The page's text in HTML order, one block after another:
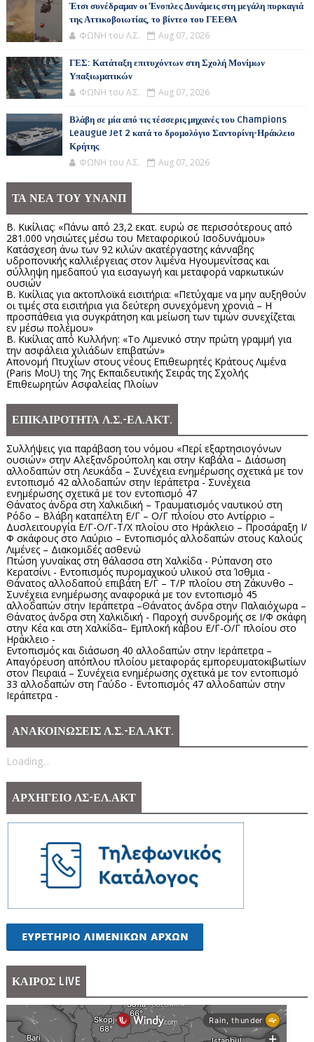
Έτσι συνέδραμαν οι Ένοπλες Δυνάμεις στη μεγάλη πυρκαγιά
της Αττικοβοιωτίας, το βίντεο του ΓΕΕΘΑ
ΦΩΝΗ του Λ.Σ. Aug 07, 2026
ΓΕΣ: Κατάταξη επιτυχόντων στη Σχολή Μονίμων
Υπαξιωματικών
ΦΩΝΗ του Λ.Σ. Aug 07, 2026
Βλάβη σε μία από τις τέσσερις μηχανές του Champions
Leaugue Jet 2 κατά το δρομολόγιο Σαντορίνη-Ηράκλειο
Κρήτης
ΦΩΝΗ του Λ.Σ. Aug 07, 2026
ΤΑ ΝΕΑ ΤΟΥ ΥΝΑΝΠ
Β. Κικίλιας: «Πάνω από 23,2 εκατ. ευρώ σε περισσότερους από
281.000 νησιώτες μέσω του Μεταφορικού Ισοδυνάμου»
Κατάσχεση άνω των 92 κιλών ακατέργαστης κάνναβης
υδροπονικής καλλιέργειας στον λιμένα Ηγουμενίτσας και
σύλληψη ημεδαπού για εισαγωγή και μεταφορά ναρκωτικών
ουσιών
Β. Κικίλιας για ακτοπλοϊκά εισιτήρια: «Πετύχαμε να μην αυξηθούν
οι τιμές στα εισιτήρια για δεύτερη συνεχόμενη χρονιά – Η
προσπάθεια για συγκράτηση και μείωση των τιμών συνεχίζεται
εν μέσω πολέμου»
Β. Κικίλιας από Κυλλήνη: «Το Λιμενικό στην πρώτη γραμμή για
την ασφάλεια χιλιάδων επιβατών»
Απονομή Πτυχίων στους νέους Επιθεωρητές Κράτους Λιμένα
(Paris MoU) της 7ης Εκπαιδευτικής Σειράς της Σχολής
Επιθεωρητών Ασφαλείας Πλοίων
ΕΠΙΚΑΙΡΟΤΗΤΑ Λ.Σ.-ΕΛ.ΑΚΤ.
Συλλήψεις για παράβαση του νόμου «Περί εξαρτησιογόνων
ουσιών» στην Αλεξανδρούπολη και στην Καβάλα – Διάσωση
αλλοδαπών στη Λευκάδα – Συνέχεια ενημέρωσης σχετικά με τον
εντοπισμό 42 αλλοδαπών στην Ιεράπετρα - Συνέχεια
ενημέρωσης σχετικά με τον εντοπισμό 47
Θάνατος άνδρα στη Χαλκιδική – Τραυματισμός ναυτικού στη
Ρόδο – Βλάβη καταπέλτη Ε/Γ – Ο/Γ πλοίου στο Αντίρριο –
Δυσλειτουργία Ε/Γ-Ο/Γ-Τ/Χ πλοίου στο Ηράκλειο – Προσάραξη Ι/
Φ σκάφους στο Λαύριο – Εντοπισμός αλλοδαπών στους Καλούς
Λιμένες – Διακομιδές ασθενώ
Πτώση γυναίκας στη θάλασσα στη Χαλκίδα - Ρύπανση στο
Κερατσίνι - Εντοπισμός πυρομαχικού υλικού στα Ίσθμια -
Θάνατος αλλοδαπού επιβάτη Ε/Γ – Τ/Ρ πλοίου στη Ζάκυνθο –
Συνέχεια ενημέρωσης αναφορικά με τον εντοπισμό 45
αλλοδαπών στην Ιεράπετρα –Θάνατος άνδρα στην Παλαιόχωρα –
Θάνατος άνδρα στη Χαλκιδική - Παροχή συνδρομής σε Ι/Φ σκάφη
στην Κέα και στη Χαλκίδα– Εμπλοκή κάβου Ε/Γ-Ο/Γ πλοίου στο
Ηράκλειο -
Εντοπισμός και διάσωση 40 αλλοδαπών στην Ιεράπετρα –
Απαγόρευση απόπλου πλοίου μεταφοράς εμπορευματοκιβωτίων
στον Πειραιά – Συνέχεια ενημέρωσης σχετικά με τον εντοπισμό
33 αλλοδαπών στη Γαύδο - Εντοπισμός 47 αλλοδαπών στην
Ιεράπετρα -
ΑΝΑΚΟΙΝΩΣΕΙΣ Λ.Σ.-ΕΛ.ΑΚΤ.
Loading...
ΑΡΧΗΓΕΙΟ ΛΣ-ΕΛ.ΑΚΤ
ΚΑΙΡΟΣ LIVE